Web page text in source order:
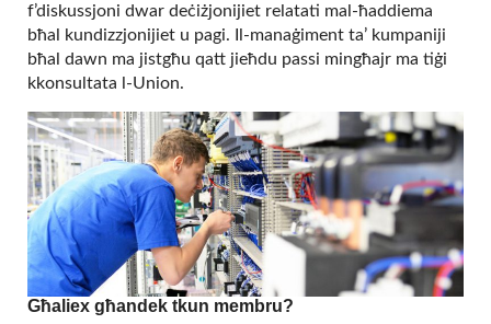
f’diskussjoni dwar deċiżjonijiet relatati mal-ħaddiema
bħal kundizzjonijiet u pagi. Il-manaġiment ta’ kumpaniji
bħal dawn ma jistgħu qatt jieħdu passi mingħajr ma tiġi
kkonsultata l-Union.
Għaliex għandek tkun membru?